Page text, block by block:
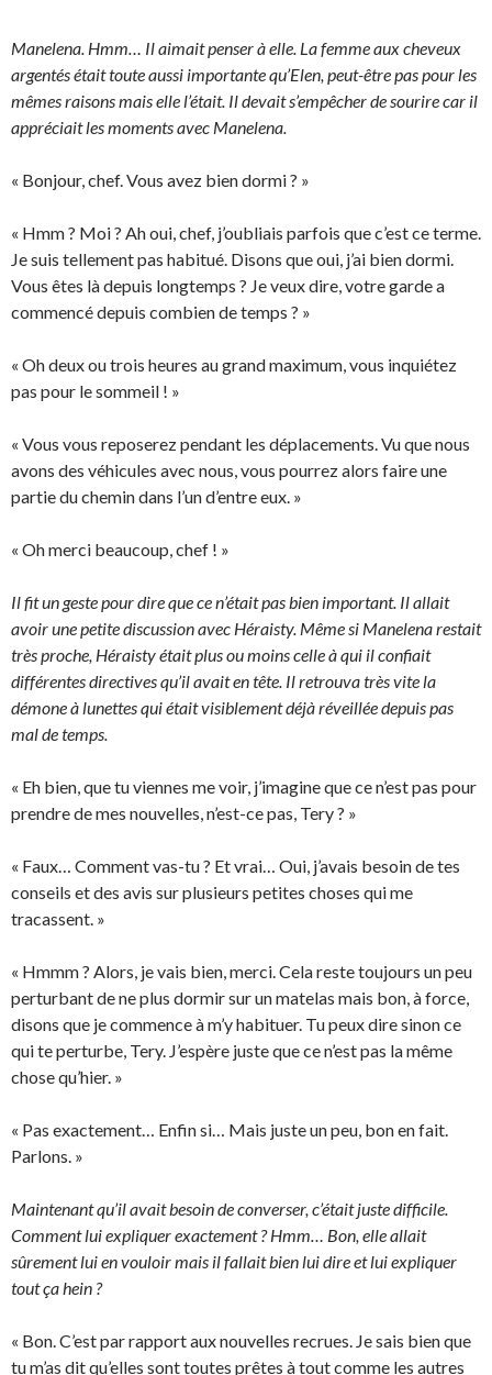
Manelena. Hmm… Il aimait penser à elle. La femme aux cheveux
argentés était toute aussi importante qu’Elen, peut-être pas pour les
mêmes raisons mais elle l’était. Il devait s’empêcher de sourire car il
appréciait les moments avec Manelena.
« Bonjour, chef. Vous avez bien dormi ? »
« Hmm ? Moi ? Ah oui, chef, j’oubliais parfois que c’est ce terme.
Je suis tellement pas habitué. Disons que oui, j’ai bien dormi.
Vous êtes là depuis longtemps ? Je veux dire, votre garde a
commencé depuis combien de temps ? »
« Oh deux ou trois heures au grand maximum, vous inquiétez
pas pour le sommeil ! »
« Vous vous reposerez pendant les déplacements. Vu que nous
avons des véhicules avec nous, vous pourrez alors faire une
partie du chemin dans l’un d’entre eux. »
« Oh merci beaucoup, chef ! »
Il fit un geste pour dire que ce n’était pas bien important. Il allait
avoir une petite discussion avec Héraisty. Même si Manelena restait
très proche, Héraisty était plus ou moins celle à qui il confiait
différentes directives qu’il avait en tête. Il retrouva très vite la
démone à lunettes qui était visiblement déjà réveillée depuis pas
mal de temps.
« Eh bien, que tu viennes me voir, j’imagine que ce n’est pas pour
prendre de mes nouvelles, n’est-ce pas, Tery ? »
« Faux… Comment vas-tu ? Et vrai… Oui, j’avais besoin de tes
conseils et des avis sur plusieurs petites choses qui me
tracassent. »
« Hmmm ? Alors, je vais bien, merci. Cela reste toujours un peu
perturbant de ne plus dormir sur un matelas mais bon, à force,
disons que je commence à m’y habituer. Tu peux dire sinon ce
qui te perturbe, Tery. J’espère juste que ce n’est pas la même
chose qu’hier. »
« Pas exactement… Enfin si… Mais juste un peu, bon en fait.
Parlons. »
Maintenant qu’il avait besoin de converser, c’était juste difficile.
Comment lui expliquer exactement ? Hmm… Bon, elle allait
sûrement lui en vouloir mais il fallait bien lui dire et lui expliquer
tout ça hein ?
« Bon. C’est par rapport aux nouvelles recrues. Je sais bien que
tu m’as dit qu’elles sont toutes prêtes à tout comme les autres